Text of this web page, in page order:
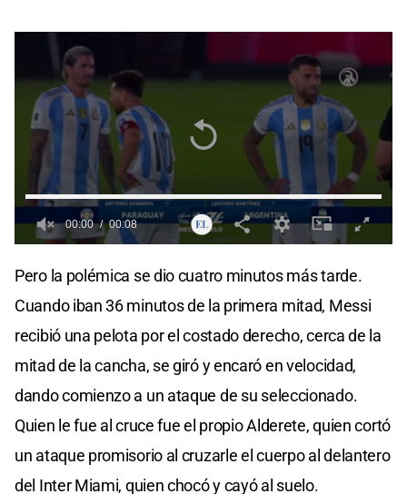
of
seconds
00:00 00:08
Pero la polémica se dio cuatro minutos más tarde.
Cuando iban 36 minutos de la primera mitad, Messi
recibió una pelota por el costado derecho, cerca de la
mitad de la cancha, se giró y encaró en velocidad,
dando comienzo a un ataque de su seleccionado.
Quien le fue al cruce fue el propio Alderete, quien cortó
un ataque promisorio al cruzarle el cuerpo al delantero
del Inter Miami, quien chocó y cayó al suelo.